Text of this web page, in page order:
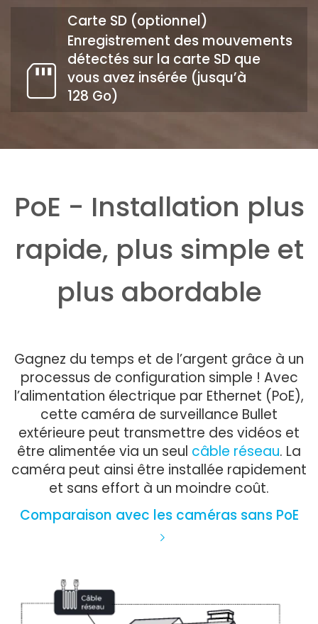
Carte SD (optionnel)
Enregistrement des mouvements
détectés sur la carte SD que
vous avez insérée (jusqu’à
128 Go)
PoE - Installation plus
rapide, plus simple et
plus abordable
Gagnez du temps et de l’argent grâce à un
processus de configuration simple ! Avec
l’alimentation électrique par Ethernet (PoE),
cette caméra de surveillance Bullet
extérieure peut transmettre des vidéos et
être alimentée via un seul câble réseau. La
caméra peut ainsi être installée rapidement
et sans effort à un moindre coût.
Comparaison avec les caméras sans PoE